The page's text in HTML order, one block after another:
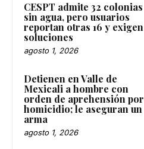
CESPT admite 32 colonias
sin agua, pero usuarios
reportan otras 16 y exigen
soluciones
agosto 1, 2026
Detienen en Valle de
Mexicali a hombre con
orden de aprehensión por
homicidio; le aseguran un
arma
agosto 1, 2026